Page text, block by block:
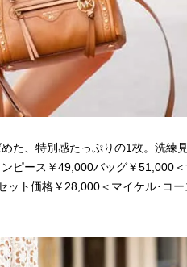
た、特別感たっぷりの1枚。洗練
ピース￥49,000バッグ￥51,000
ト価格￥28,000＜マイケル･コ